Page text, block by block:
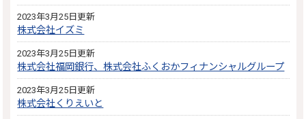
2023年3月25日更新
株式会社イズミ
2023年3月25日更新
株式会社福岡銀行、株式会社ふくおかフィナンシャルグループ
2023年3月25日更新
株式会社くりえいと